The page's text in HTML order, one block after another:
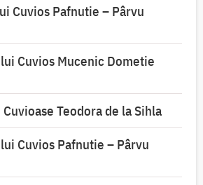
Cuvios Pafnutie – Pârvu
Cuvios Mucenic Dometie
Teodora de la Sihla
Cuvios Pafnutie – Pârvu